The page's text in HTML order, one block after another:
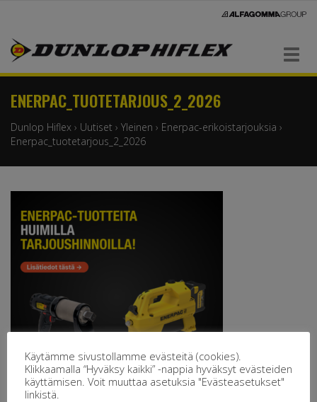
Navigaatio
ENERPAC_TUOTETARJOUS_2_2026
Dunlop Hiflex › Uutiset › Yleinen › Enerpac-erikoistarjouksia ›
Enerpac_tuotetarjous_2_2026
Käytämme sivustollamme evästeitä (cookies).
Klikkaamalla “Hyväksy kaikki” -nappia hyväksyt evästeiden
käyttämisen. Voit muuttaa asetuksia "Evästeasetukset"
linkistä.